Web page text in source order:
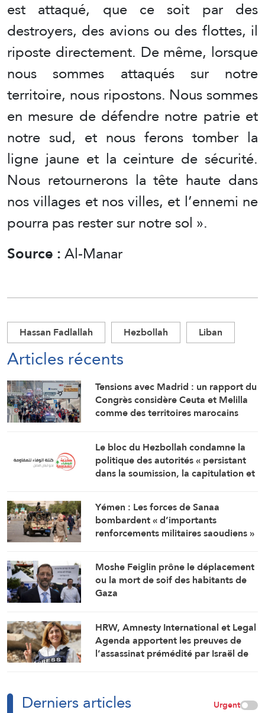
est attaqué, que ce soit par des
destroyers, des avions ou des flottes, il
riposte directement. De même, lorsque
nous sommes attaqués sur notre
territoire, nous ripostons. Nous sommes
en mesure de défendre notre patrie et
notre sud, et nous ferons tomber la
ligne jaune et la ceinture de sécurité.
Nous retournerons la tête haute dans
nos villages et nos villes, et l’ennemi ne
pourra pas rester sur notre sol ».
Source :Al-Manar
Hassan Fadlallah Hezbollah Liban
Articles récents
Tensions avec Madrid : un rapport du
Congrès considère Ceuta et Melilla
comme des territoires marocains
Le bloc du Hezbollah condamne la
politique des autorités « persistant
dans la soumission, la capitulation et
Yémen : Les forces de Sanaa
bombardent « d’importants
renforcements militaires saoudiens »
des régions libérées
Moshe Feiglin prône le déplacement
ou la mort de soif des habitants de
Gaza
HRW, Amnesty International et Legal
Agenda apportent les preuves de
l’assassinat prémédité par Israël de
Derniers articles Urgent